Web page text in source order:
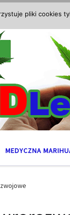
MEDYCZNA
pliki cookies